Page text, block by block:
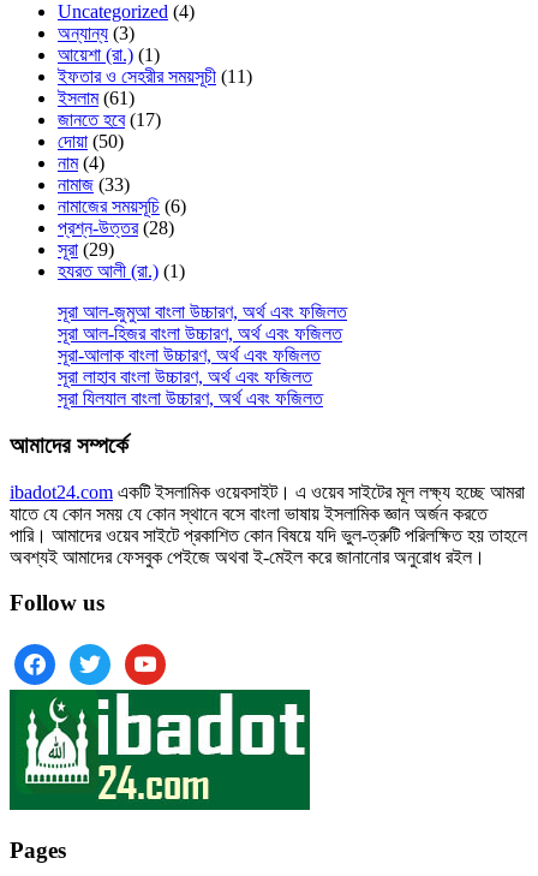
Uncategorized (4)
অন্যান্য (3)
আয়েশা (রা.) (1)
ইফতার ও সেহরীর সময়সূচী (11)
ইসলাম(61)
জানতে হবে(17)
দোয়া (50)
নাম(4)
নামাজ (33)
নামাজের সময়সূচি (6)
প্রশ্ন-উত্তর(28)
সূরা (29)
হযরত আলী (রা.) (1)
সূরা আল-জুমুআ বাংলা উচ্চারণ, অর্থ এবং ফজিলত
সূরা আল-হিজর বাংলা উচ্চারণ, অর্থ এবং ফজিলত
সূরা-আলাক বাংলা উচ্চারণ, অর্থ এবং ফজিলত
সূরা লাহাব‌‌‌ বাংলা উচ্চারণ, অর্থ এবং ফজিলত
সূরা যিলযাল বাংলা উচ্চারণ, অর্থ এবং ফজিলত
আমাদের সম্পর্কে
ibadot24.com একটি ইসলামিক ওয়েবসাইট। এ ওয়েব সাইটের মূল লক্ষ্য হচ্ছে আমরা
যাতে যে কোন সময় যে কোন স্থানে বসে বাংলা ভাষায় ইসলামিক জ্ঞান অর্জন করতে
পারি। আমাদের ওয়েব সাইটে প্রকাশিত কোন বিষয়ে যদি ভুল-ত্রুটি পরিলক্ষিত হয় তাহলে
অবশ্যই আমাদের ফেসবুক পেইজে অথবা ই-মেইল করে জানানোর অনুরোধ রইল।
Follow us
facebooktwitter youtube
Pages